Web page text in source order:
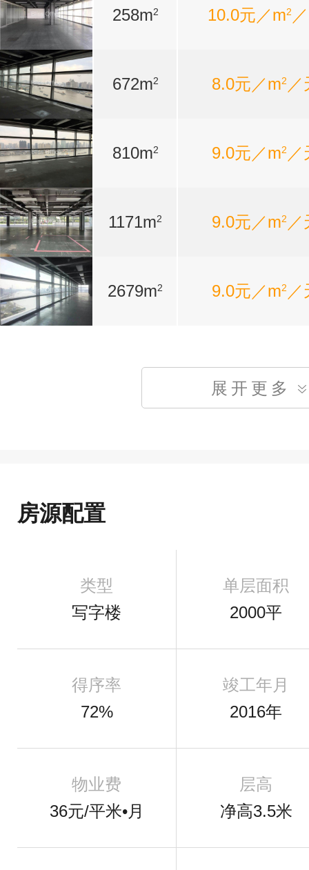
258m2 10.0元／m2
672m2 8.0元／m2 ／
810m2 9.0元／m2 ／
1171m2 9.0元／m2 ／
2679m2 9.0元／m2 ／
展开更多
房源配置
类型
写字楼
单层面积
2000平
得序率
72%
竣工年月
2016年
物业费
36元/平米•月
层高
净高3.5米